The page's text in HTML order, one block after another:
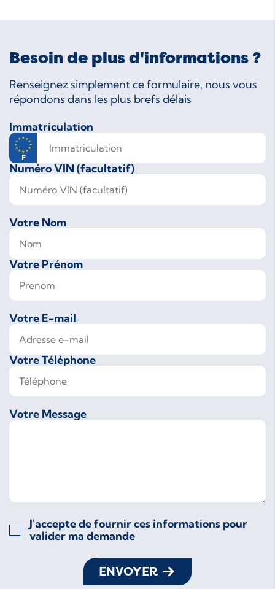
Besoin de plus d'informations ?
Renseignez simplement ce formulaire, nous vous
répondons dans les plus brefs délais
Immatriculation
Numéro VIN (facultatif)
Votre Nom
Votre Prénom
Votre E-mail
Votre Téléphone
Votre Message
J'accepte de fournir ces informations pour
valider ma demande
ENVOYER